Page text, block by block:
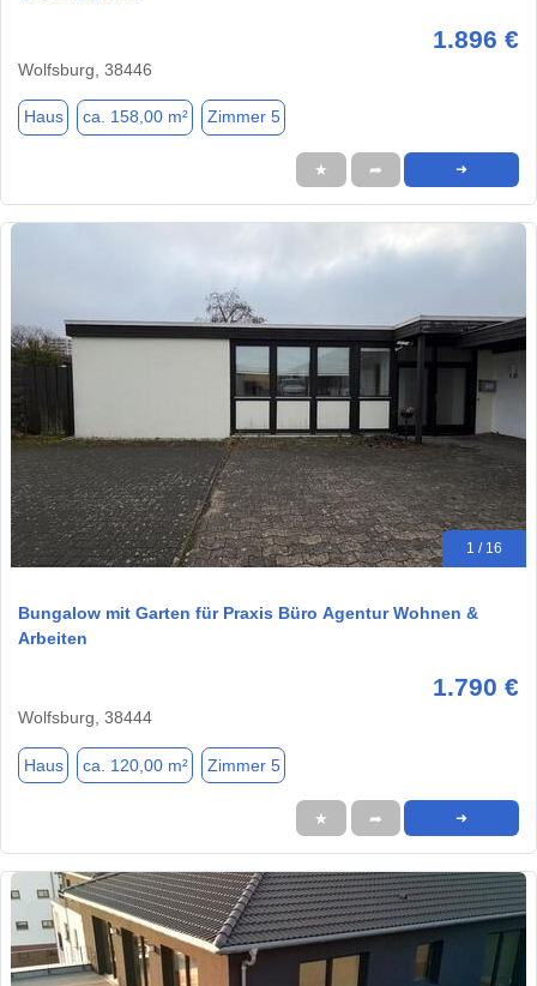
1.896 €
Wolfsburg, 38446
Haus ca. 158,00 m² Zimmer 5
★ ➦ ➜
1 / 16
Bungalow mit Garten für Praxis Büro Agentur Wohnen &
Arbeiten
1.790 €
Wolfsburg, 38444
Haus ca. 120,00 m² Zimmer 5
★ ➦ ➜